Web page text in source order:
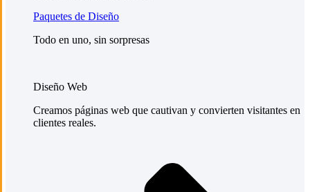
Paquetes de Diseño
Todo en uno, sin sorpresas
Diseño Web
Creamos páginas web que cautivan y convierten visitantes en
clientes reales.